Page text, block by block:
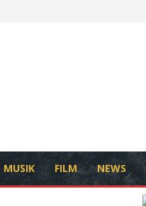
MUSIK FILM NEWS